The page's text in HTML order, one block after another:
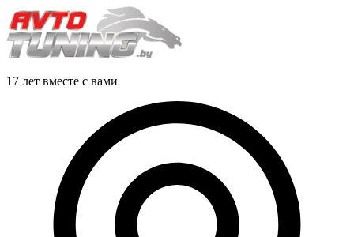
17 лет вместе с вами